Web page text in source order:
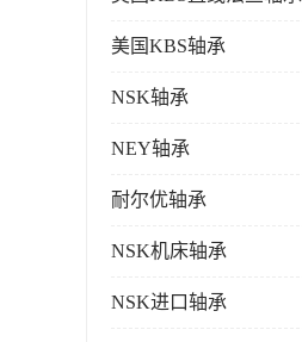
美国KBS轴承
NSK轴承
NEY轴承
耐尔优轴承
NSK机床轴承
NSK进口轴承